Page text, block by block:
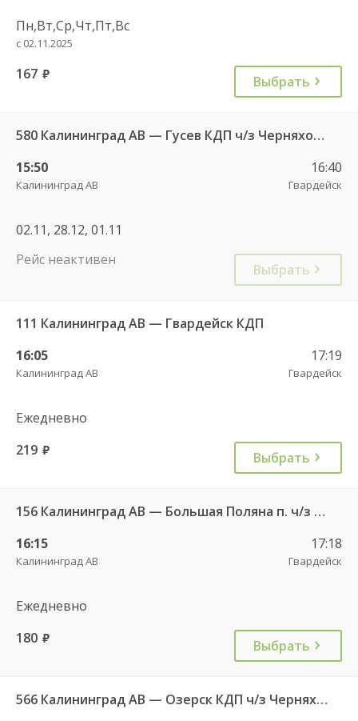
Пн,Вт,Ср,Чт,Пт,Вс
с 02.11.2025
167 руб. Выбрать
580 Калининград АВ — Гусев КДП ч/з Черняховск АС
15:50
Калининград АВ
16:40
Гвардейск
02.11, 28.12, 01.11
Рейс неактивен
Выбрать
111 Калининград АВ — Гвардейск КДП
16:05
Калининград АВ
17:19
Гвардейск
Ежедневно
219 руб. Выбрать
156 Калининград АВ — Большая Поляна п. ч/з Гвардейск КДП
16:15
Калининград АВ
17:18
Гвардейск
Ежедневно
180 руб. Выбрать
566 Калининград АВ — Озерск КДП ч/з Черняховск АС